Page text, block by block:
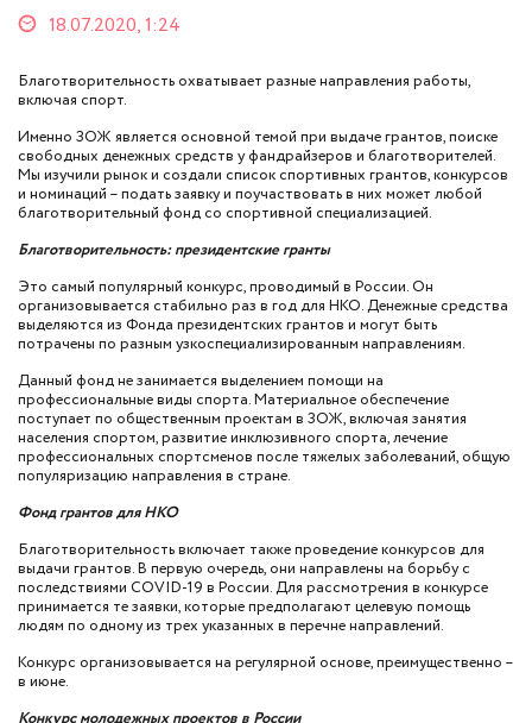
18.07.2020, 1:24
Благотворительность охватывает разные направления работы,
включая спорт.
Именно ЗОЖ является основной темой при выдаче грантов, поиске
свободных денежных средств у фандрайзеров и благотворителей.
Мы изучили рынок и создали список спортивных грантов, конкурсов
и номинаций – подать заявку и поучаствовать в них может любой
благотворительный фонд со спортивной специализацией.
Благотворительность: президентские гранты
Это самый популярный конкурс, проводимый в России. Он
организовывается стабильно раз в год для НКО. Денежные средства
выделяются из Фонда президентских грантов и могут быть
потрачены по разным узкоспециализированным направлениям.
Данный фонд не занимается выделением помощи на
профессиональные виды спорта. Материальное обеспечение
поступает по общественным проектам в ЗОЖ, включая занятия
населения спортом, развитие инклюзивного спорта, лечение
профессиональных спортсменов после тяжелых заболеваний, общую
популяризацию направления в стране.
Фонд грантов для НКО
Благотворительность включает также проведение конкурсов для
выдачи грантов. В первую очередь, они направлены на борьбу с
последствиями COVID-19 в России. Для рассмотрения в конкурсе
принимается те заявки, которые предполагают целевую помощь
людям по одному из трех указанных в перечне направлений.
Конкурс организовывается на регулярной основе, преимущественно –
в июне.